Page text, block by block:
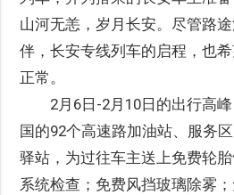
山河无恙，岁月长安。尽管路
伴，长安专线列车的启程，也
正常。
2月6日-2月10日的出行高峰
国的92个高速路加油站、服务
驿站，为过往车主送上免费轮
系统检查；免费风挡玻璃除雾